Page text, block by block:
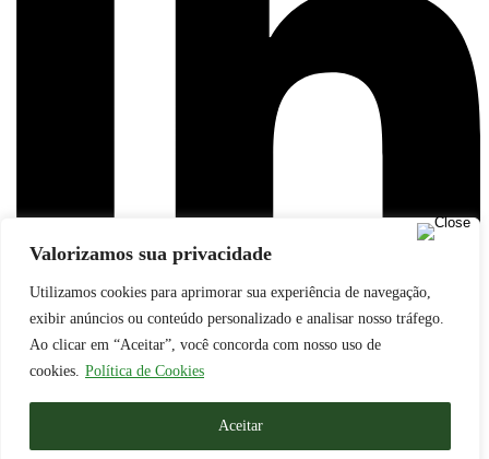
Valorizamos sua privacidade
Utilizamos cookies para aprimorar sua experiência de navegação,
exibir anúncios ou conteúdo personalizado e analisar nosso tráfego.
Ao clicar em “Aceitar”, você concorda com nosso uso de
cookies. Política de Cookies
Aceitar
© Boselli Licitações